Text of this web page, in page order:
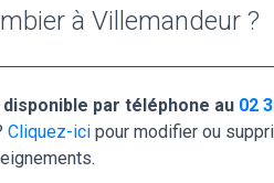
à Villemandeur ?
par téléphone au 02
Cliquez-ici pour modifier ou